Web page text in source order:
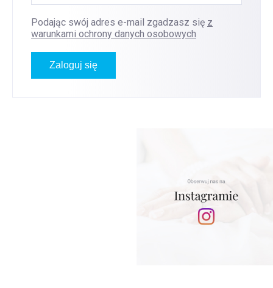
Podając swój adres e-mail zgadzasz się z
warunkami ochrony danych osobowych
Zaloguj się